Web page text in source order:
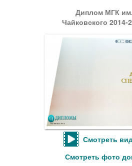
Диплом МГК
Чайковского 2014-
Смотреть
Смотреть фото